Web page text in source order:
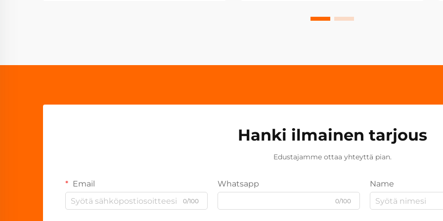
Hanki ilmainen tarjous
Edustajamme ottaa yhteyttä pian.
Email
0/100
Whatsapp
0/100
Name